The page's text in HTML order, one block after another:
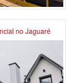
no Jaguaré